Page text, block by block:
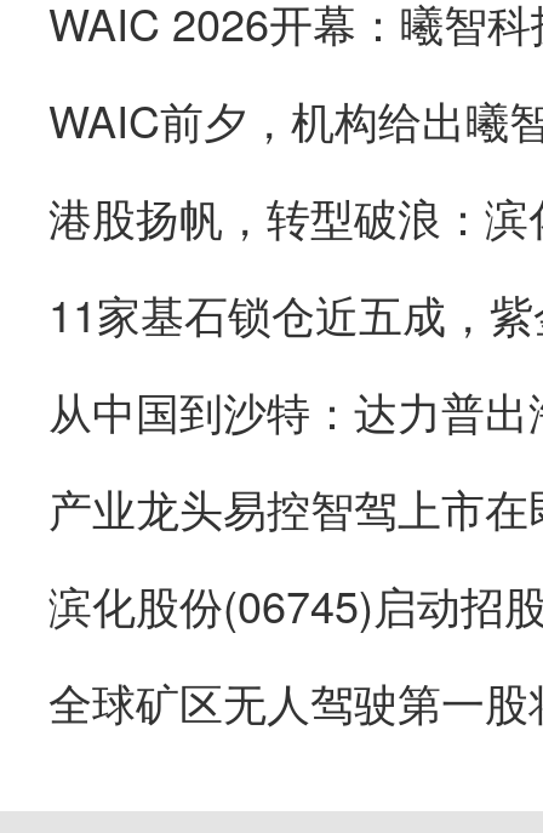
WAIC前夕，机构给出曦
从中国到沙特：达力普出